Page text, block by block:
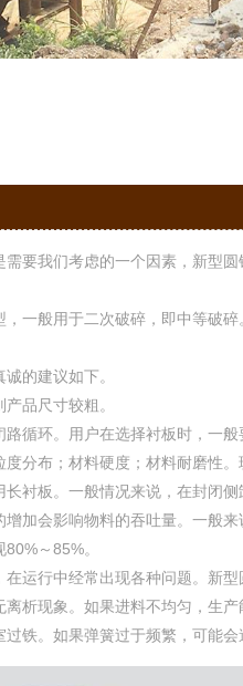
我们考虑的一个因素，新型圆
般用于二次破碎，即中等破碎
的建议如下。
品尺寸较粗。
环。用户在选择衬板时，一般
分布；材料硬度；材料耐磨性
衬板。一般情况来说，在封闭
加会影响物料的吞吐量。一般
～85%。
行中经常出现各种问题。新型
析现象。如果进料不均匀，生
铁。如果弹簧过于频繁，可能会